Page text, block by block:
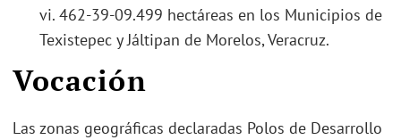
vi. 462-39-09.499 hectáreas en los Municipios de
Texistepec y Jáltipan de Morelos, Veracruz.
Vocación
Las zonas geográficas declaradas Polos de Desarrollo